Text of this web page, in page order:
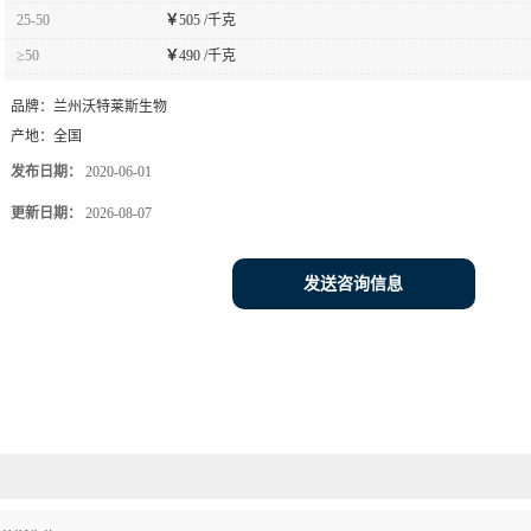
25-50 ￥505 /千克
≥50 ￥490 /千克
品牌： 兰州沃特莱斯生物
产地： 全国
发布日期： 2020-06-01
更新日期： 2026-08-07
发送咨询信息